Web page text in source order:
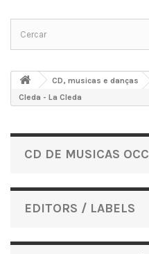
CD, musicas e danças
Cleda - La Cleda
CD DE MUSICAS
EDITORS / LABELS